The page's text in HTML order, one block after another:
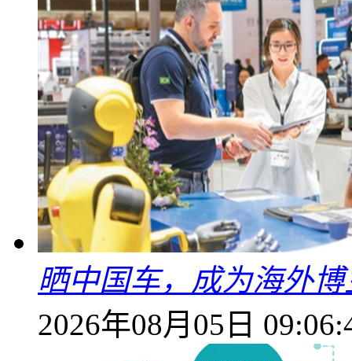
晒中国车，成为海外
2026年08月05日